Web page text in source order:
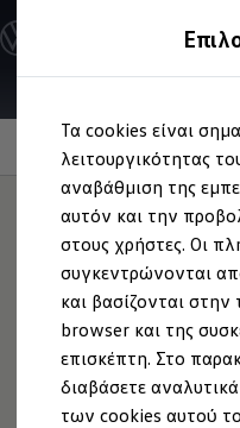
Τα cookies είναι
λειτουργικότητας
αναβάθμιση της
αυτόν και την
στους χρήστες. Οι
συγκεντρώνονται
και βασίζονται
browser και της
επισκέπτη. Στο
διαβάσετε
των cookies αυτού
στο
περιεχόμενο
στο
footer
Ανακαλύψτε τα
Διαμορφώστε
Επαγγελματικά
Ηλεκτρικά & eHybrid
Ηλεκτρικά
ID.3 Neo
Νέο ID.
ID.4
ID.4 GTX
ID.5
ID.5 GTX
ID.7
ID.7 GTX
ID. Buzz
ID. Buzz
ID. CROSS
eHybrid μοντέλα
όταν